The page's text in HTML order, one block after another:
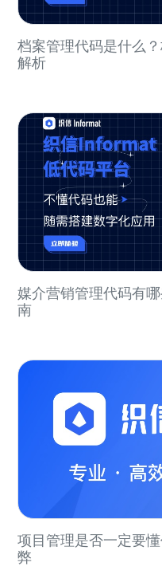
档案管理代码是什么
解析
媒介营销管理代码有
南
项目管理是否一定要
弊